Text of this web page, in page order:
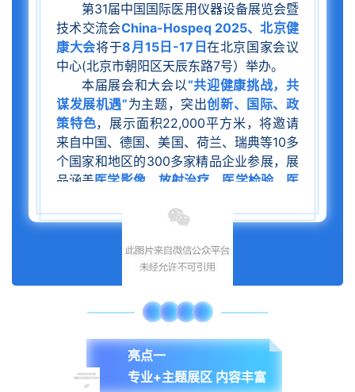
第31届中国国际医用仪器设备展览会暨
技术交流会China-Hospeq 2025、北京健
康大会将于8月15日-17日在北京国家会议
中心(北京市朝阳区天辰东路7号）举办。
本届展会和大会以“共迎健康挑战，共
谋发展机遇”为主题，突出创新、国际、政
策特色，展示面积22,000平方米，将邀请
来自中国、德国、美国、荷兰、瑞典等10多
个国家和地区的300多家精品企业参展，展
品涵盖医学影像、放射治疗、医学检验、医
等领域，集中展示适合中国和“一带一路”国
展会同期将举办2025北京健康大会
邀请相关国家卫生部门、地方卫生健康委、
共话全球卫生健康发展。
官员、专业人士、产业伙伴、智库、媒体参
加China-Hospeq 2025 和北京健康大会！
2 0 2 5
亮点一
专业+主题展区 内容丰富